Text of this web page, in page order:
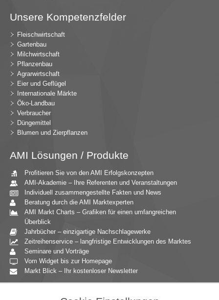
Unsere Kompetenzfelder
Fleischwirtschaft
Gartenbau
Milchwirtschaft
Pflanzenbau
Agrarwirtschaft
Eier und Geflügel
Internationale Märkte
Öko-Landbau
Verbraucher
Düngemittel
Blumen und Zierpflanzen
AMI Lösungen / Produkte
Profitieren Sie von den AMI Erfolgskonzepten
AMI-Akademie – Ihre Referenten und Veranstaltungen
Individuell zusammengestellte Fakten und News
Beratung durch die AMI Marktexperten
AMI Markt Charts – Grafiken für einen umfangreichen
Überblick
Jahrbücher – einzigartige Nachschlagewerke
Zeitreihenservice – langfristige Entwicklungen des Marktes
Seminare und Vorträge
Vom Widget bis zur Homepage
Markt Blick – Ihr kostenloser Newsletter